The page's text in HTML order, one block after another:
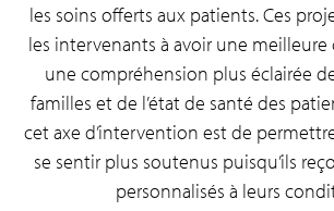
les soins offerts aux patients. Ces
les intervenants à avoir une meilleure
une compréhension plus éclairée
familles et de l’état de santé des
cet axe d’intervention est de
se sentir plus soutenus puisqu’ils
personnalisés à leurs